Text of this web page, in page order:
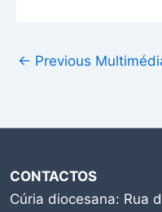
← Previous
CONTACTOS
Cúria diocesana: Rua